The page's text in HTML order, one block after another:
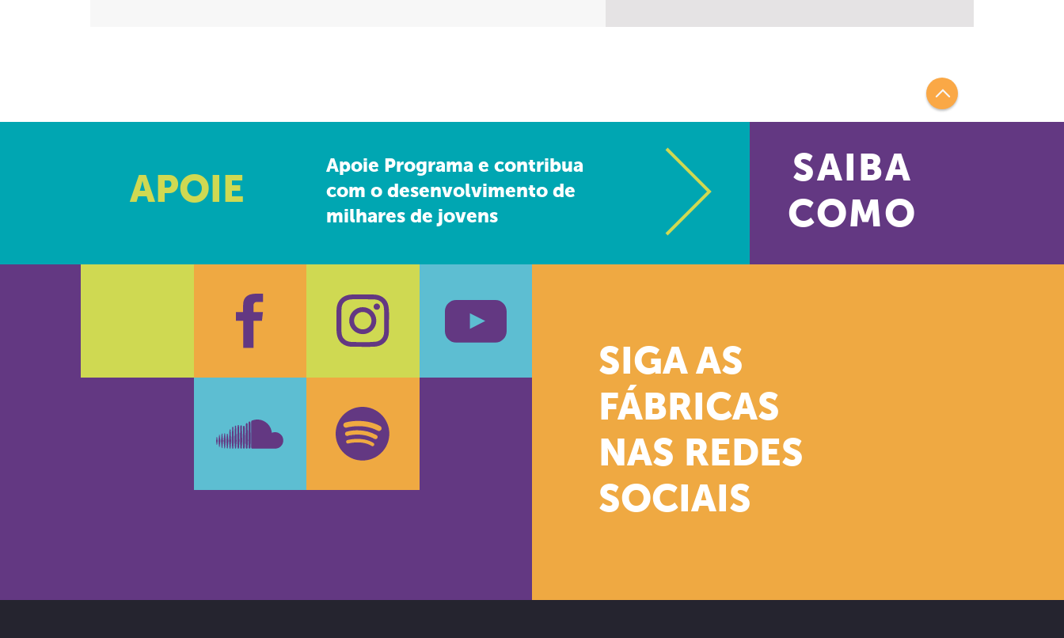
APOIE
Apoie Programa e contribua
com o desenvolvimento de
milhares de jovens
SAIBA
COMO
SIGA AS
FÁBRICAS
NAS REDES
SOCIAIS
FacebookInstagram